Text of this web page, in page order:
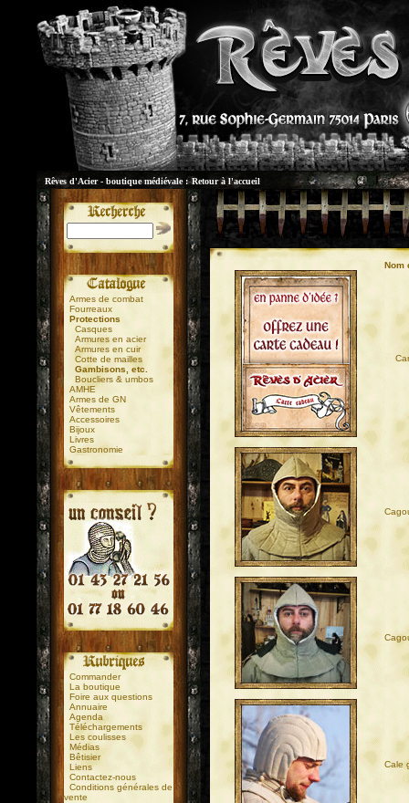
Rêves d'Acier - boutique médiévale : Retour à l'accueil
.
Armes de combat
Fourreaux
Protections
Casques
Armures en acier
Armures en cuir
Cotte de mailles
Gambisons, etc.
Boucliers & umbos
AMHE
Armes de GN
Vêtements
Accessoires
Bijoux
Livres
Gastronomie
Commander
La boutique
Foire aux questions
Annuaire
Agenda
Téléchargements
Les coulisses
Médias
Bêtisier
Liens
Contactez-nous
Conditions générales de
vente
.
Nom
Cale